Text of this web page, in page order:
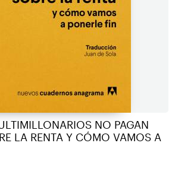
NO PAGAN
LA RENTA Y CÓMO VAMOS A